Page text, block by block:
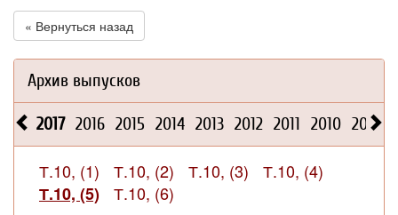
« Вернуться назад
Архив выпусков
2017 2016 2015 2014 2013 2012 2011 2010 2009
Т.10, (1) Т.10, (2) Т.10, (3)
Т.10, (4)
Т.10, (5)
Т.10, (6)